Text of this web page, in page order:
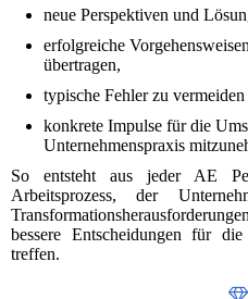
neue Perspektiven und
erfolgreiche
übertragen,
typische Fehler zu vermeiden
konkrete Impulse für die
Unternehmenspraxis
So entsteht aus jeder AE
Arbeitsprozess, der
bessere Entscheidungen für
treffen.